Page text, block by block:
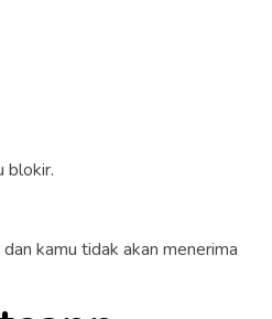
blokir.
kamu tidak akan menerima